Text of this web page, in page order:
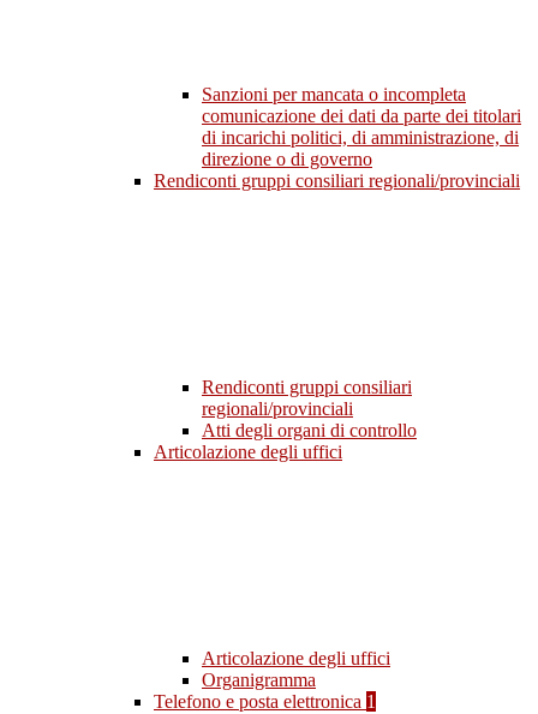
Sanzioni per mancata o incompleta
comunicazione dei dati da parte dei titolari
di incarichi politici, di amministrazione, di
direzione o di governo
Rendiconti gruppi consiliari regionali/provinciali
Rendiconti gruppi consiliari
regionali/provinciali
Atti degli organi di controllo
Articolazione degli uffici
Articolazione degli uffici
Organigramma
Telefono e posta elettronica 1